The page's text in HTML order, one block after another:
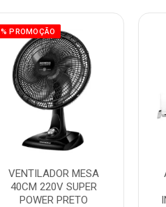
% PROMOÇÃO
VENTILADOR MESA
40CM 220V SUPER
POWER PRETO